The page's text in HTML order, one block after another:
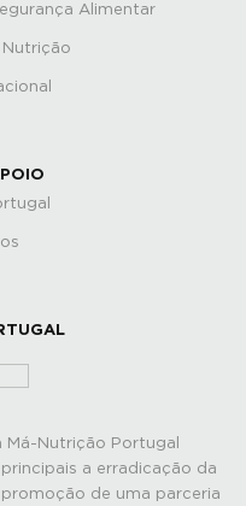
Alimentar
Má-Nutrição Portugal
a erradicação da
de uma parceria